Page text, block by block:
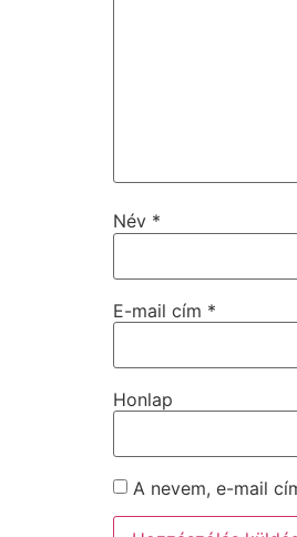
Név *
E-mail cím *
Honlap
A nevem, e-mail